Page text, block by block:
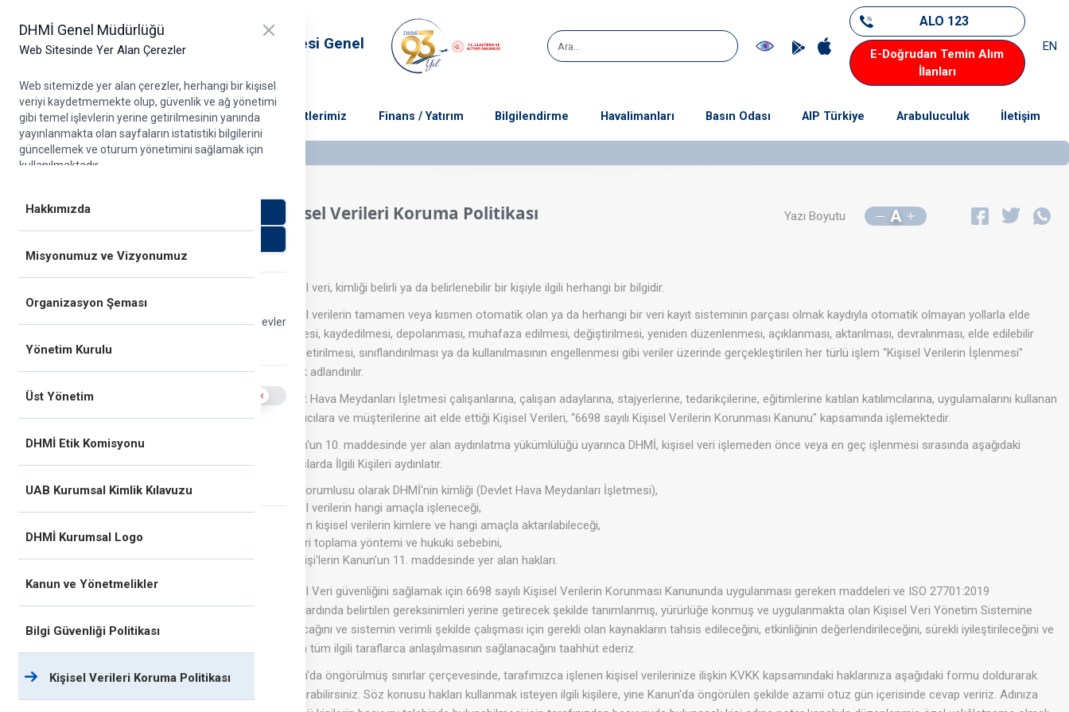
DHMİ Genel Müdürlüğü
Web Sitesinde Yer Alan Çerezler
Close panel
Web sitemizde yer alan çerezler, herhangi bir kişisel
veriyi kaydetmemekte olup, güvenlik ve ağ yönetimi
gibi temel işlevlerin yerine getirilmesinin yanında
yayınlanmakta olan sayfaların istatistiki bilgilerini
güncellemek ve oturum yönetimini sağlamak için
kullanılmaktadır.
Zorunlu olmayan çerezleri kabul et
Zorunlu çerezler
Bu çerezler, güvenlik ve ağ yönetimi gibi temel işlevler
Analiz çerezleri Use setting
nasıl ulaştığınız, ziyaret ettiğiniz sayfalar ve her
sayfada ne kadar zaman geçirdiğiniz ve neye
T.C. Ulaştırma ve Altyapı Bakanlığı
Devlet Hava Meydanları İşletmesi Genel
ALO 123
E-Doğrudan Temin Alım
İlanları
EN
DHMİ Hakkında Projelerimiz Ana Faaliyetlerimiz Finans / Yatırım Bilgilendirme Havalimanları Basın Odası AIP Türkiye Arabuluculuk İletişim
Hakkımızda
Misyonumuz ve Vizyonumuz
Organizasyon Şeması
Yönetim Kurulu
Üst Yönetim
DHMİ Etik Komisyonu
UAB Kurumsal Kimlik Kılavuzu
DHMİ Kurumsal Logo
Kanun ve Yönetmelikler
Bilgi Güvenliği Politikası
Kişisel Verileri Koruma Politikası
Kişisel Verileri Koruma Politikası Yazı Boyutu A
Kişisel veri, kimliği belirli ya da belirlenebilir bir kişiyle ilgili herhangi bir bilgidir.
Kişisel verilerin tamamen veya kısmen otomatik olan ya da herhangi bir veri kayıt sisteminin parçası olmak kaydıyla otomatik olmayan yollarla elde
edilmesi, kaydedilmesi, depolanması, muhafaza edilmesi, değiştirilmesi, yeniden düzenlenmesi, açıklanması, aktarılması, devralınması, elde edilebilir
hâle getirilmesi, sınıflandırılması ya da kullanılmasının engellenmesi gibi veriler üzerinde gerçekleştirilen her türlü işlem “Kişisel Verilerin İşlenmesi"
olarak adlandırılır.
Devlet Hava Meydanları İşletmesi çalışanlarına, çalışan adaylarına, stajyerlerine, tedarikçilerine, eğitimlerine katılan katılımcılarına, uygulamalarını kullanan
kullanıcılara ve müşterilerine ait elde ettiği Kişisel Verileri, “6698 sayılı Kişisel Verilerin Korunması Kanunu" kapsamında işlemektedir.
Kanun'un 10. maddesinde yer alan aydınlatma yükümlülüğü uyarınca DHMİ, kişisel veri işlemeden önce veya en geç işlenmesi sırasında aşağıdaki
hususlarda İlgili Kişileri aydınlatır.
Veri sorumlusu olarak DHMİ'nin kimliği (Devlet Hava Meydanları İşletmesi),
Kişisel verilerin hangi amaçla işleneceği,
İşlenen kişisel verilerin kimlere ve hangi amaçla aktarılabileceği,
Verileri toplama yöntemi ve hukuki sebebini,
İlgili Kişi'lerin Kanun'un 11. maddesinde yer alan hakları.
Kişisel Veri güvenliğini sağlamak için 6698 sayılı Kişisel Verilerin Korunması Kanununda uygulanması gereken maddeleri ve ISO 27701:2019
Standardında belirtilen gereksinimleri yerine getirecek şekilde tanımlanmış, yürürlüğe konmuş ve uygulanmakta olan Kişisel Veri Yönetim Sistemine
uyulacağını ve sistemin verimli şekilde çalışması için gerekli olan kaynakların tahsis edileceğini, etkinliğinin değerlendirileceğini, sürekli iyileştirileceğini ve
bunun tüm ilgili taraflarca anlaşılmasının sağlanacağını taahhüt ederiz.
Kanun'da öngörülmüş sınırlar çerçevesinde, tarafımızca işlenen kişisel verilerinize ilişkin KVKK kapsamındaki haklarınıza aşağıdaki formu doldurarak
başvurabilirsiniz. Söz konusu hakları kullanmak isteyen ilgili kişilere, yine Kanun'da öngörülen şekilde azami otuz gün içerisinde cevap veririz. Adınıza